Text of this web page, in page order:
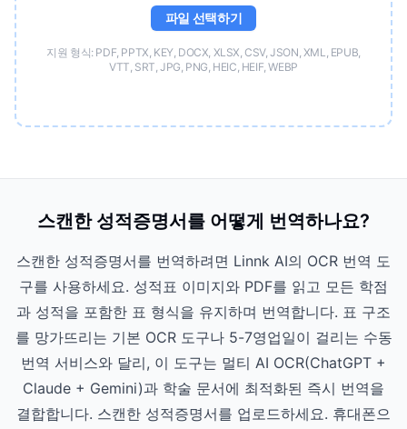
파일 선택하기
지원 형식: PDF, PPTX, KEY, DOCX, XLSX, CSV, JSON, XML, EPUB,
VTT, SRT, JPG, PNG, HEIC, HEIF, WEBP
스캔한 성적증명서를 어떻게 번역하나요?
스캔한 성적증명서를 번역하려면 Linnk AI의 OCR 번역 도
구를 사용하세요. 성적표 이미지와 PDF를 읽고 모든 학점
과 성적을 포함한 표 형식을 유지하며 번역합니다. 표 구조
를 망가뜨리는 기본 OCR 도구나 5-7영업일이 걸리는 수동
번역 서비스와 달리, 이 도구는 멀티 AI OCR(ChatGPT +
Claude + Gemini)과 학술 문서에 최적화된 즉시 번역을
결합합니다. 스캔한 성적증명서를 업로드하세요. 휴대폰으